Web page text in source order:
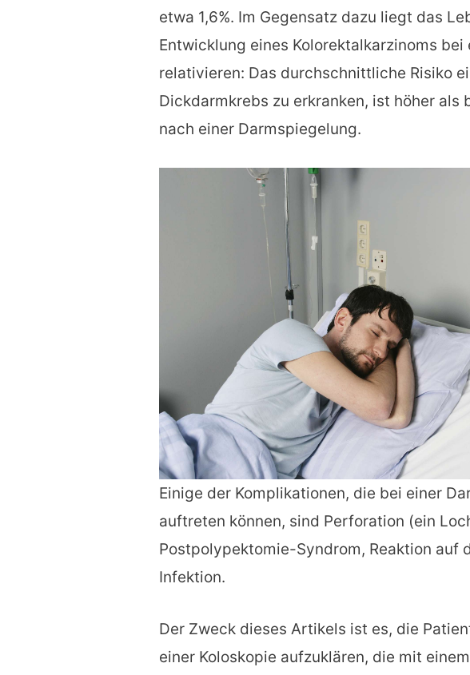
etwa 1,6%. Im Gegensatz dazu liegt das
Entwicklung eines Kolorektalkarzinoms bei
relativieren: Das durchschnittliche Risiko
Dickdarmkrebs zu erkranken, ist höher als
nach einer Darmspiegelung.
Einige der Komplikationen, die bei einer
auftreten können, sind Perforation (ein
Postpolypektomie-Syndrom, Reaktion auf
Infektion.
Der Zweck dieses Artikels ist es, die
einer Koloskopie aufzuklären, die mit